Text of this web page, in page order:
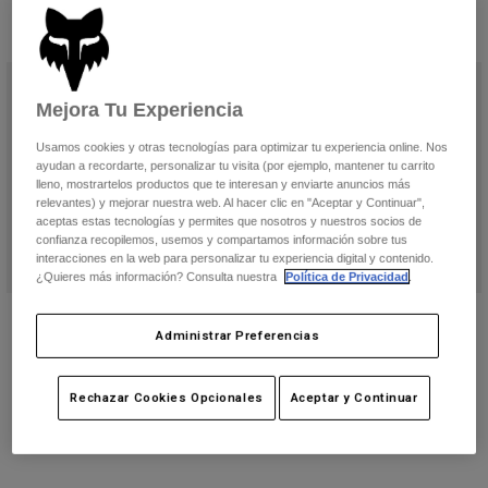
Pantalones largos
Pantalones cortos
Chaquetas y chalecos
Guantes
Protecciones
Gafas de protección
Calcetines
Accesorios
Pantalones
Protecciones
Gafas de protección
Mochilas y accesorios
Recambios
Camisas
Ver todo
Mujer
Camisetas y tops
Sudaderas
Chaquetas
Ver todo
Protecciones
Gafas de Protección
Calcetines
Ver todo
Moto
Cascos
Botas
Protecciones
8 resultados
Sujetador deportivo Motive de
Sujetador deportivo Motive de
mujer
Mejora Tu Experiencia
Usamos cookies y otras tecnologías para optimizar tu experiencia online. Nos
ayudan a recordarte, personalizar tu visita (por ejemplo, mantener tu carrito
lleno, mostrartelos productos que te interesan y enviarte anuncios más
relevantes) y mejorar nuestra web. Al hacer clic en "Aceptar y Continuar",
aceptas estas tecnologías y permites que nosotros y nuestros socios de
confianza recopilemos, usemos y compartamos información sobre tus
interacciones en la web para personalizar tu experiencia digital y contenido.
¿Quieres más información? Consulta nuestra
Política de Privacidad
Administrar Preferencias
Rechazar Cookies Opcionales Aceptar y Continuar